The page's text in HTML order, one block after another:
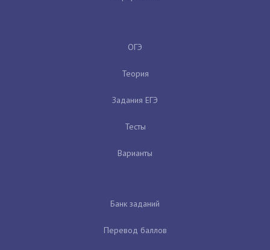
ОГЭ
Теория
Задания ЕГЭ
Тесты
Варианты
Банк заданий
Перевод баллов